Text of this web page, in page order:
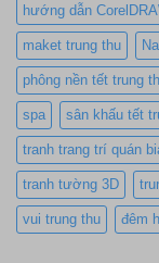
hướng dẫn
maket trung thu
phông nền tết trung
spa sân khấu tết
tranh trang trí quán
tranh tường 3D
vui trung thu đêm